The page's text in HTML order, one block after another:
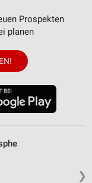
Prospekten
planen
❯